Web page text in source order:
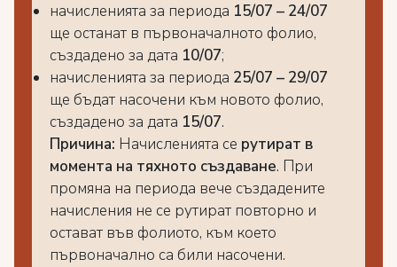
начисленията за периода 15/07 – 24/07
ще останат в първоначалното фолио,
създадено за дата 10/07;
начисленията за периода 25/07 – 29/07
ще бъдат насочени към новото фолио,
създадено за дата 15/07.
Причина: Начисленията се рутират в
момента на тяхното създаване. При
промяна на периода вече създадените
начисления не се рутират повторно и
остават във фолиото, към което
първоначално са били насочени.